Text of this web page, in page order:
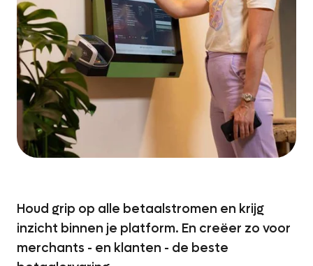
Houd grip op alle betaalstromen en krijg
inzicht binnen je platform. En creëer zo voor
merchants - en klanten - de beste